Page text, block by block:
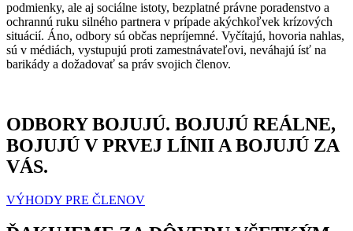
podmienky, ale aj sociálne istoty, bezplatné právne poradenstvo a
ochrannú ruku silného partnera v prípade akýchkoľvek krízových
situácií. Áno, odbory sú občas nepríjemné. Vyčítajú, hovoria nahlas,
sú v médiách, vystupujú proti zamestnávateľovi, neváhajú ísť na
barikády a dožadovať sa práv svojich členov.
ODBORY BOJUJÚ. BOJUJÚ REÁLNE,
BOJUJÚ V PRVEJ LÍNII A BOJUJÚ ZA
VÁS.
VÝHODY PRE ČLENOV